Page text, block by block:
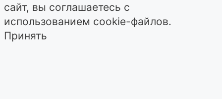
сайт, вы соглашаетесь с
использованием cookie-файлов.
Принять